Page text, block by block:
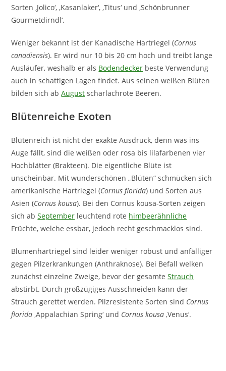
Sorten ‚Jolico‘, ‚Kasanlaker‘, ‚Titus‘ und ‚Schönbrunner
Gourmetdirndl‘.
Weniger bekannt ist der Kanadische Hartriegel (Cornus
canadiensis). Er wird nur 10 bis 20 cm hoch und treibt lange
Ausläufer, weshalb er als Bodendecker beste Verwendung
auch in schattigen Lagen findet. Aus seinen weißen Blüten
bilden sich abAugust scharlachrote Beeren.
Blütenreiche Exoten
Blütenreich ist nicht der exakte Ausdruck, denn was ins
Auge fällt, sind die weißen oder rosa bis lilafarbenen vier
Hochblätter (Brakteen). Die eigentliche Blüte ist
unscheinbar. Mit wunderschönen „Blüten“ schmücken sich
amerikanische Hartriegel (Cornus florida) und Sorten aus
Asien (Cornus kousa). Bei den Cornus kousa-Sorten zeigen
sich abSeptember leuchtend rote himbeerähnliche
Früchte, welche essbar, jedoch recht geschmacklos sind.
Blumenhartriegel sind leider weniger robust und anfälliger
gegen Pilzerkrankungen (Anthraknose). Bei Befall welken
zunächst einzelne Zweige, bevor der gesamteStrauch
abstirbt. Durch großzügiges Ausschneiden kann der
Strauch gerettet werden. Pilzresistente Sorten sind Cornus
florida ‚Appalachian Spring‘ und Cornus kousa ‚Venus‘.